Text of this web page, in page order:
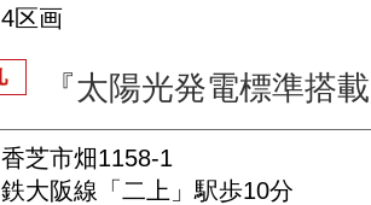
区画
『太陽光発電標準搭
芝市畑1158-1
大阪線「二上」駅歩10分